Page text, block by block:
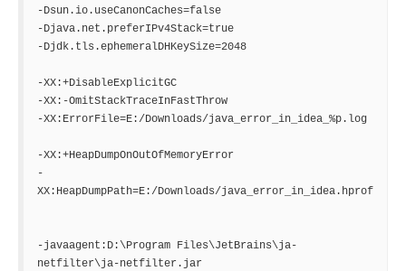
-Dsun.io.useCanonCaches=false
-Djava.net.preferIPv4Stack=true
-Djdk.tls.ephemeralDHKeySize=2048
-XX:+DisableExplicitGC
-XX:-OmitStackTraceInFastThrow
-XX:ErrorFile=E:/Downloads/java_error_in_idea_%p.log
-XX:+HeapDumpOnOutOfMemoryError
-
XX:HeapDumpPath=E:/Downloads/java_error_in_idea.hprof
-javaagent:D:\Program Files\JetBrains\ja-
netfilter\ja-netfilter.jar